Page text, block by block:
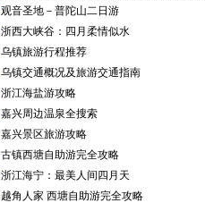
观音圣地－普陀山二日游
浙西大峡谷：四月柔情似水
乌镇旅游行程推荐
乌镇交通概况及旅游交通指南
浙江海盐游攻略
嘉兴周边温泉全搜索
嘉兴景区旅游攻略
古镇西塘自助游完全攻略
浙江海宁：最美人间四月天
越角人家 西塘自助游完全攻略